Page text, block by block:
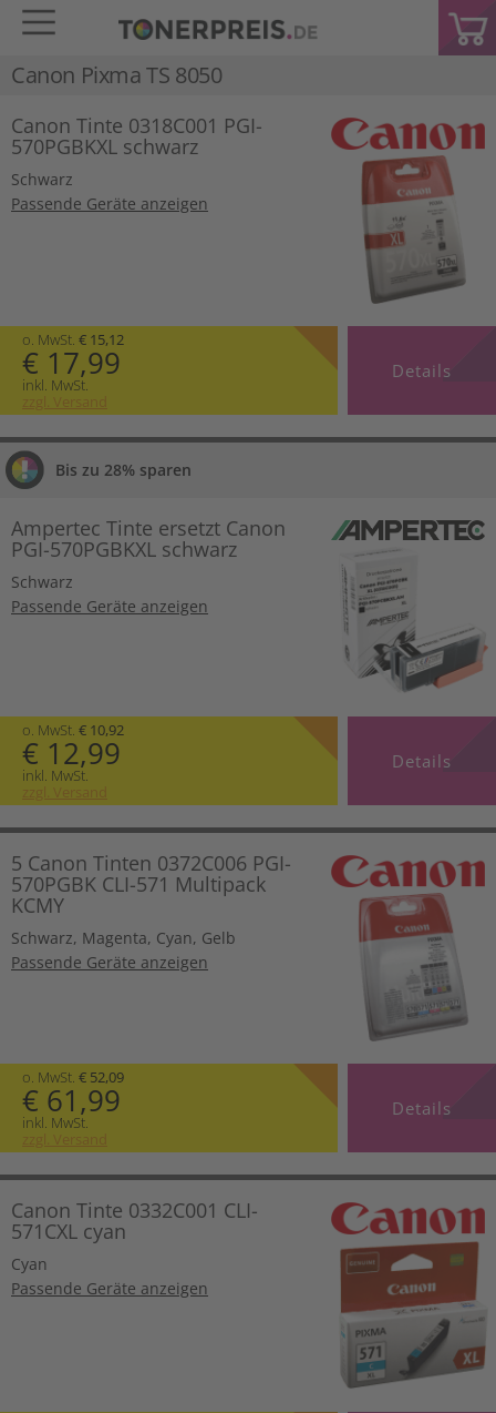
Canon Pixma TS 8050
Canon Tinte 0318C001 PGI-
570PGBKXL schwarz
Schwarz
Passende Geräte anzeigen
o. MwSt. € 15,12
€ 17,99
inkl. MwSt.
zzgl. Versand
Details
Bis zu 28% sparen
Ampertec Tinte ersetzt Canon
PGI-570PGBKXL schwarz
Schwarz
Passende Geräte anzeigen
o. MwSt. € 10,92
€ 12,99
inkl. MwSt.
zzgl. Versand
Details
5 Canon Tinten 0372C006 PGI-
570PGBK CLI-571 Multipack
KCMY
Schwarz, Magenta, Cyan, Gelb
Passende Geräte anzeigen
o. MwSt. € 52,09
€ 61,99
inkl. MwSt.
zzgl. Versand
Details
Canon Tinte 0332C001 CLI-
571CXL cyan
Cyan
Passende Geräte anzeigen